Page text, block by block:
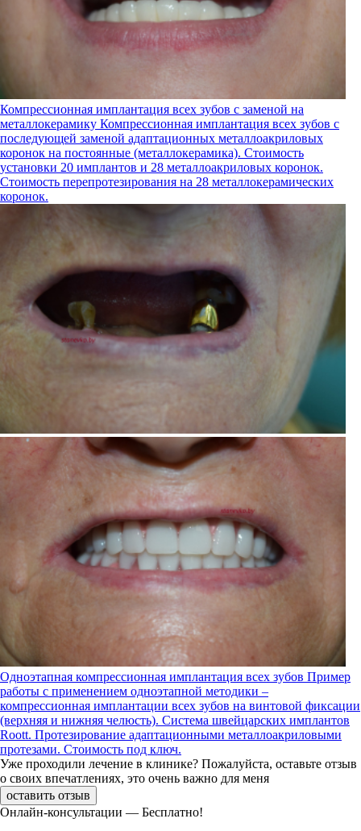
Компрессионная имплантация всех зубов с заменой на
металлокерамику Компрессионная имплантация всех зубов с
последующей заменой адаптационных металлоакриловых
коронок на постоянные (металлокерамика). Стоимость
установки 20 имплантов и 28 металлоакриловых коронок.
Стоимость перепротезирования на 28 металлокерамических
коронок.
Одноэтапная компрессионная имплантация всех зубов Пример
работы с применением одноэтапной методики –
компрессионная имплантации всех зубов на винтовой фиксации
(верхняя и нижняя челюсть). Система швейцарских имплантов
Roott. Протезирование адаптационными металлоакриловыми
протезами. Стоимость под ключ.
Уже проходили лечение в клинике? Пожалуйста, оставьте отзыв
о своих впечатлениях, это очень важно для меня
оставить отзыв
Онлайн-консультации — Бесплатно!